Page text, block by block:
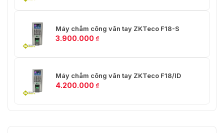
Máy chấm công vân tay ZKTeco F18-S
3.900.000 ₫
Máy chấm công vân tay ZKTeco F18/ID
4.200.000 ₫